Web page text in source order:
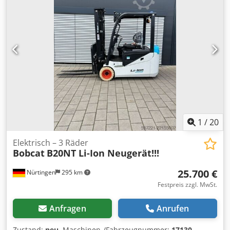
5141046 Seriennummer: FBA47-4880-01823 Dcsdpfxey Hau
Ij Amrek Batterie-Details: 48 V, 600 Ah, Lithium
1 /20
Nürtingen 295 km
Elektrisch – 3 Räder
Bobcat B20NT Li-Ion Neugerät!!!
25.700 €
Festpreis zzgl. MwSt.
Anfragen Anrufen